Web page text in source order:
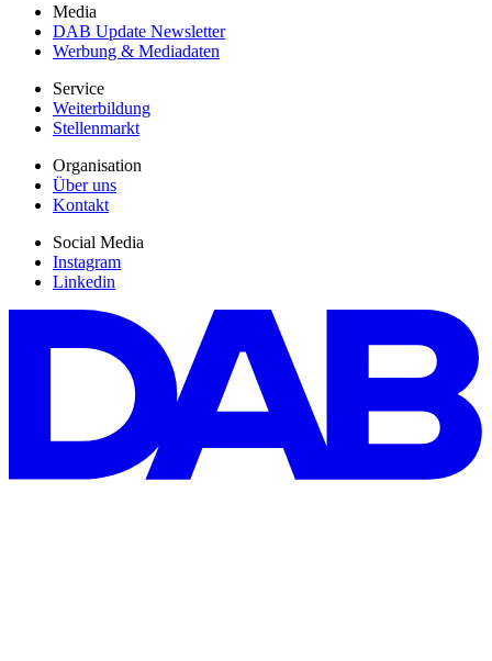
Media
DAB Update Newsletter
Werbung & Mediadaten
Service
Weiterbildung
Stellenmarkt
Organisation
Über uns
Kontakt
Social Media
Instagram
Linkedin